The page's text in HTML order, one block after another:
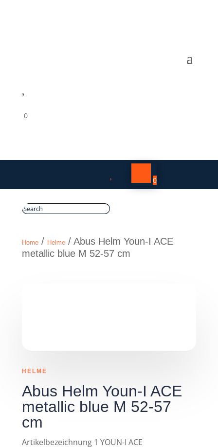
0
0
Home/ Helme/ Abus Helm Youn-I ACE
metallic blue M 52-57 cm
HELME
Abus Helm Youn-I ACE
metallic blue M 52-57
cm
Artikelbezeichnung 1 YOUN-I ACE